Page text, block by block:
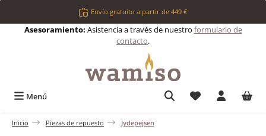
Saltar al contenido principalEnvío gratuito a partir de 449 €
Asesoramiento: Asistencia a través de nuestro formulario de
contacto.
Menú Tienes 0
Inicio Piezas de repuesto Jydepejsen